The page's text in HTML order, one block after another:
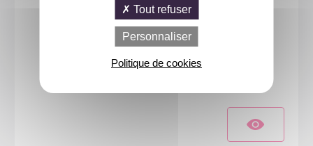
Tout refuser
Personnaliser
Politique de cookies